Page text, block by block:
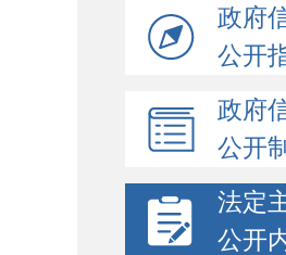
政府
公开
政府
公开
法定
公开